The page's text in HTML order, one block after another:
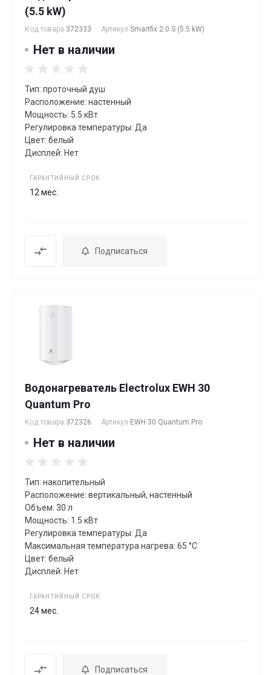
(5.5 kW)
Код товара 372333 Артикул Smartfix 2.0 S (5.5 kW)
Нет в наличии
Тип: проточный душ
Расположение: настенный
Мощность: 5.5 кВт
Регулировка температуры: Да
Цвет: белый
Дисплей: Нет
ГАРАНТИЙНЫЙ СРОК
12 мес.
Подписаться
Водонагреватель Electrolux EWH 30
Quantum Pro
Код товара 372326 Артикул EWH 30 Quantum Pro
Нет в наличии
Тип: накопительный
Расположение: вертикальный, настенный
Объем: 30 л
Мощность: 1.5 кВт
Регулировка температуры: Да
Максимальная температура нагрева: 65 °C
Цвет: белый
Дисплей: Нет
ГАРАНТИЙНЫЙ СРОК
24 мес.
Подписаться